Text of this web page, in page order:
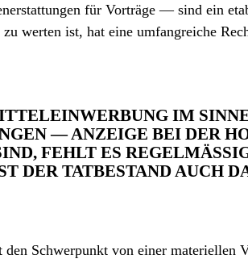
für Vorträge — sind ein
werten ist, hat eine umfangreiche
IM SINNE
— ANZEIGE BEI DER
ES REGELMÄSSIG
TATBESTAND AUCH DANN
Schwerpunkt von einer materiellen